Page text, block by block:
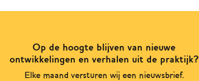
Op de hoogte blijven van nieuwe
ontwikkelingen en verhalen uit de praktijk?
Elke maand versturen wij een nieuwsbrief.